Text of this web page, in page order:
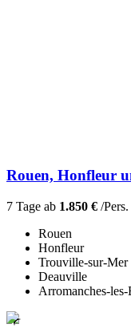
Rouen, Honfleur
7 Tage ab 1.850 € /Pers.
Rouen
Honfleur
Trouville-sur-Mer
Deauville
Arromanches-les-